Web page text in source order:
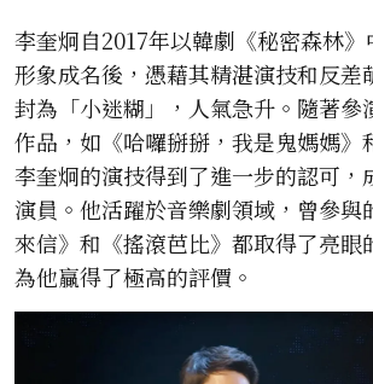
李奎炯自2017年以韓劇《秘密森林
形象成名後，憑藉其精湛演技和反差
封為「小迷糊」，人氣急升。隨著參
作品，如《哈囉掰掰，我是鬼媽媽》
李奎炯的演技得到了進一步的認可，
演員。他活躍於音樂劇領域，曾參與
來信》和《搖滾芭比》都取得了亮眼
為他贏得了極高的評價。